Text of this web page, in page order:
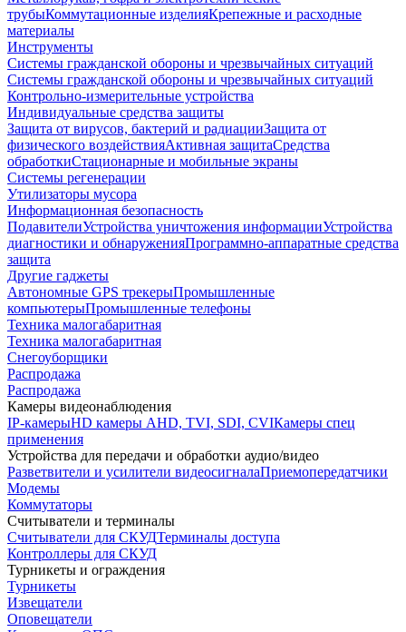
трубыКоммутационные изделияКрепежные и расходные
материалы
Инструменты
Системы гражданской обороны и чрезвычайных ситуаций
Системы гражданской обороны и чрезвычайных ситуаций
Контрольно-измерительные устройства
Индивидуальные средства защиты
Защита от вирусов, бактерий и радиацииЗащита от
физического воздействияАктивная защитаСредства
обработкиСтационарные и мобильные экраны
Системы регенерации
Утилизаторы мусора
Информационная безопасность
ПодавителиУстройства уничтожения информацииУстройства
диагностики и обнаруженияПрограммно-аппаратные средства
защита
Другие гаджеты
Автономные GPS трекерыПромышленные
компьютерыПромышленные телефоны
Техника малогабаритная
Техника малогабаритная
Снегоуборщики
Распродажа
Распродажа
Камеры видеонаблюдения
IP-камерыHD камеры AHD, TVI, SDI, CVIКамеры спец
применения
Устройства для передачи и обработки аудио/видео
Разветвители и усилители видеосигналаПриемопередатчики
Модемы
Коммутаторы
Считыватели и терминалы
Считыватели для СКУДТерминалы доступа
Контроллеры для СКУД
Турникеты и ограждения
Турникеты
Извещатели
Оповещатели